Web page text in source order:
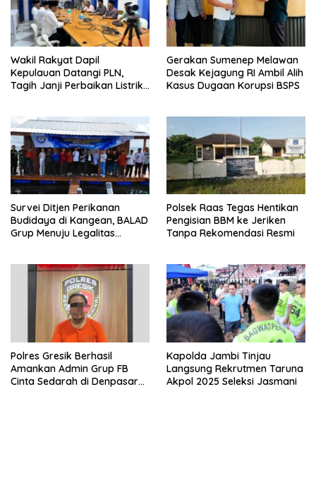
Wakil Rakyat Dapil
Kepulauan Datangi PLN,
Tagih Janji Perbaikan Listrik
Gerakan Sumenep Melawan
Desak Kejagung RI Ambil Alih
Kasus Dugaan Korupsi BSPS
Survei Ditjen Perikanan
Budidaya di Kangean, BALAD
Grup Menuju Legalitas
Polsek Raas Tegas Hentikan
Pengisian BBM ke Jeriken
Tanpa Rekomendasi Resmi
Polres Gresik Berhasil
Amankan Admin Grup FB
Cinta Sedarah di Denpasar
Kapolda Jambi Tinjau
Langsung Rekrutmen Taruna
Akpol 2025 Seleksi Jasmani